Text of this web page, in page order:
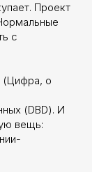
Проект
с
(Цифра, о
(DBD). И
вещь: